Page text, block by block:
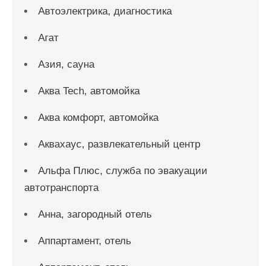
Автоэлектрика, диагностика
Агат
Азия, сауна
Аква Tech, автомойка
Аква комфорт, автомойка
Аквахаус, развлекательный центр
Альфа Плюс, служба по эвакуации
автотранспорта
Анна, загородный отель
Аппартамент, отель